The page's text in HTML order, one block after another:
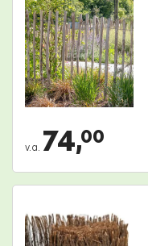
v.a. 74,00